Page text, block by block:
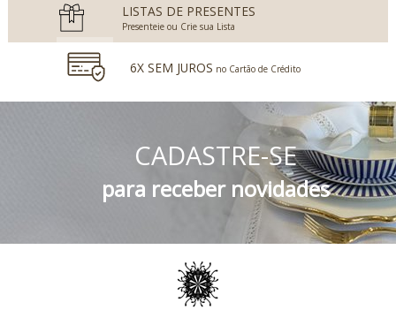
LISTAS DE PRESENTES
Presenteie ou Crie sua Lista
6X SEM JUROS no Cartão de Crédito
no Boleto Bancário e PIX
FRETE GRÁTIS Consulte o Regulamento
CADASTRE-SE
para receber novidades